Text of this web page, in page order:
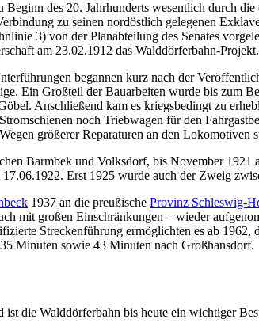
des 20. Jahrhunderts wesentlich durch
zu seinen nordöstlich gelegenen
3) von der Planabteilung des Senates
am 23.02.1912 das Walddörferbahn-Projekt.
begannen kurz nach der
Ein Großteil der Bauarbeiten wurde bis zum
Anschließend kam es kriegsbedingt zu
noch Triebwagen für den
größerer Reparaturen an den
Barmbek und Volksdorf, bis November
Erst 1925 wurde auch der Zweig
1937 an die preußische Provinz Schleswig-
mit großen Einschränkungen – wieder
Streckenführung ermöglichten es ab
Minuten sowie 43 Minuten nach Großhansdorf.
die Walddörferbahn bis heute ein wichtiger